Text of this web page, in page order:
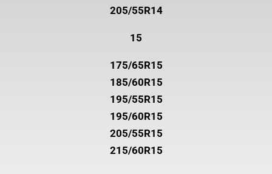
205/55R14
15
175/65R15
185/60R15
195/55R15
195/60R15
205/55R15
215/60R15